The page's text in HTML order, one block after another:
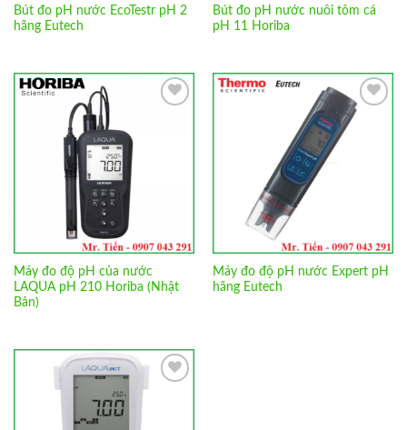
Bút đo pH nước EcoTestr pH 2
hãng Eutech
Bút đo pH nước nuôi tôm cá
pH 11 Horiba
Máy đo độ pH của nước
LAQUA pH 210 Horiba (Nhật
Bản)
Add to
Wishlist
Máy đo độ pH nước Expert pH
hãng Eutech